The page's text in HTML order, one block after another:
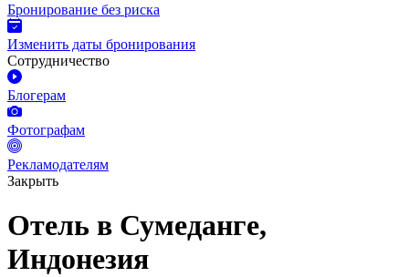
Бронирование без риска
Изменить даты бронирования
Сотрудничество
Блогерам
Фотографам
Рекламодателям
Закрыть
Отель в Сумеданге,
Индонезия